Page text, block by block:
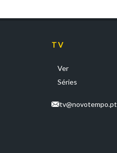
TV
Ver
Séries
tv@novotempo.pt